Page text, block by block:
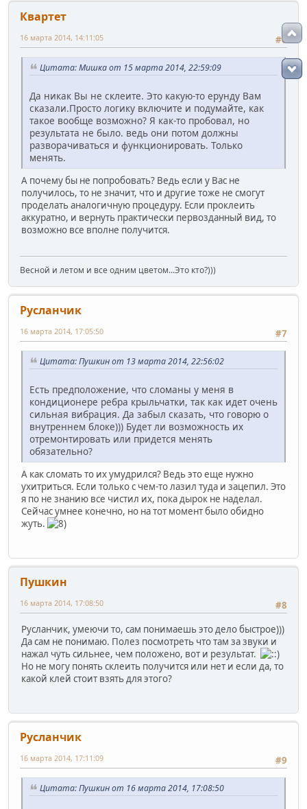
Квартет
#6
16 марта 2014, 14:11:05
Цитата: Мишка от 15 марта 2014, 22:59:09
Да никак Вы не склеите. Это какую-то ерунду Вам
сказали.Просто логику включите и подумайте, как
такое вообще возможно? Я как-то пробовал, но
результата не было. ведь они потом должны
разворачиваться и функционировать. Только
менять.
А почему бы не попробовать? Ведь если у Вас не
получилось, то не значит, что и другие тоже не смогут
проделать аналогичную процедуру. Если проклеить
аккуратно, и вернуть практически первозданный вид, то
возможно все вполне получится.
Весной и летом и все одним цветом...Это кто?)))
Русланчик
#7
16 марта 2014, 17:05:50
Цитата: Пушкин от 13 марта 2014, 22:56:02
Есть предположение, что сломаны у меня в
кондиционере ребра крыльчатки, так как идет очень
сильная вибрация. Да забыл сказать, что говорю о
внутреннем блоке))) Будет ли возможность их
отремонтировать или придется менять
обязательно?
А как сломать то их умудрился? Ведь это еще нужно
ухитриться. Если только с чем-то лазил туда и зацепил. Это
я по не знанию все чистил их, пока дырок не наделал.
Сейчас умнее конечно, но на тот момент было обидно
жуть.
Пушкин
#8
16 марта 2014, 17:08:50
Русланчик, умеючи то, сам понимаешь это дело быстрое)))
Да сам не понимаю. Полез посмотреть что там за звуки и
нажал чуть сильнее, чем положено, вот и результат.
Но не могу понять склеить получится или нет и если да, то
какой клей стоит взять для этого?
Русланчик
#9
16 марта 2014, 17:11:09
Цитата: Пушкин от 16 марта 2014, 17:08:50